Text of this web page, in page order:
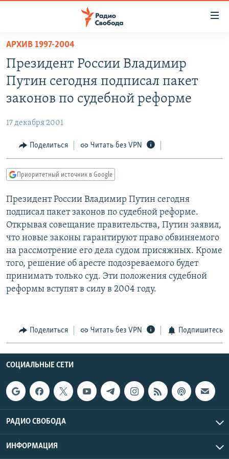
упрощенного
доступа
Вернуться
основному
Вернутся
Вернутся
поиску
ПОДКАСТЫ
АВТОРСКИЕ ПРОЕКТЫ
МНЕНИЯ
КУЛЬТУРА
КАВКАЗ.РЕАЛИИ
СЕВЕР.РЕАЛИИ
СИБИРЬ.РЕАЛИИ
РАСПИСАНИЕ ВЕЩАНИЯ
ПОДПИШИТЕСЬ НА РАССЫЛКУ
СОЦИАЛЬНЫЕ СЕТИ
Все сайты РСЕ/РС
АРХИВ 1997-2004
Президент России Владимир
Путин сегодня подписал пакет
законов по судебной реформе
17 декабря 2001
Поделиться Читать без VPN
Приоритетный источник в Google
Президент России Владимир Путин сегодня
подписал пакет законов по судебной реформе.
Открывая совещание правительства, Путин заявил,
что новые законы гарантируют право обвиняемого
на рассмотрение его дела судом присяжных. Кроме
того, решение об аресте подозреваемого будет
принимать только суд. Эти положения судебной
реформы вступят в силу в 2004 году.
Поделиться Читать без VPN Подпишитесь
СОЦИАЛЬНЫЕ СЕТИ
РАДИО СВОБОДА
ИНФОРМАЦИЯ